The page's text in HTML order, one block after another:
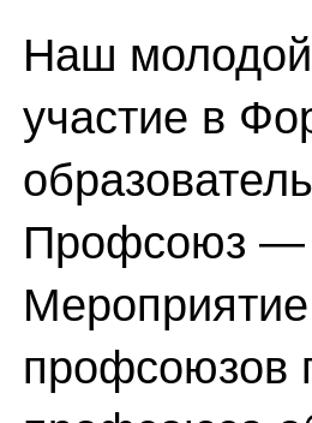
Наш молодой
участие в
Профсоюз —
профсоюзов